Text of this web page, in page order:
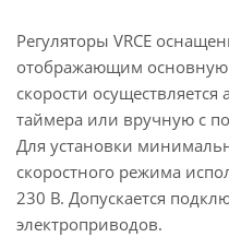
Регуляторы VRCE
отображающим
скорости
таймера или вручную с
Для установки
скоростного режима
230 В. Допускается
электроприводов.